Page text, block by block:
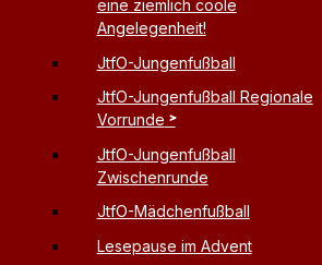
eine ziemlich coole
Angelegenheit!
JtfO-Jungenfußball
JtfO-Jungenfußball Regionale
Vorrunde
JtfO-Jungenfußball
Zwischenrunde
JtfO-Mädchenfußball
Lesepause im Advent